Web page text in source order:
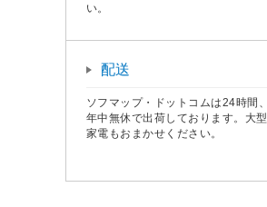
い。
配送
ソフマップ・ドットコムは24時間、
年中無休で出荷しております。大型
家電もおまかせください。